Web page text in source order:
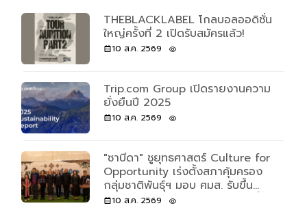
THEBLACKLABEL โกลบอลออดิชั่น
ใหญ่ครั้งที่ 2 เปิดรับสมัครแล้ว!
10 ส.ค. 2569
Trip.com Group เปิดรายงานความ
ยั่งยืนปี 2025
10 ส.ค. 2569
"ซาบีดา" ชูยุทธศาสตร์ Culture for
Opportunity เร่งตั้งสภาคุ้มครอง
กลุ่มชาติพันธุ์ฯ มอบ ศมส. รับขึ้น
ทะเบียนกลุ่มชาติพันธุ์ถึง 27 ส.ค.นี้
10 ส.ค. 2569